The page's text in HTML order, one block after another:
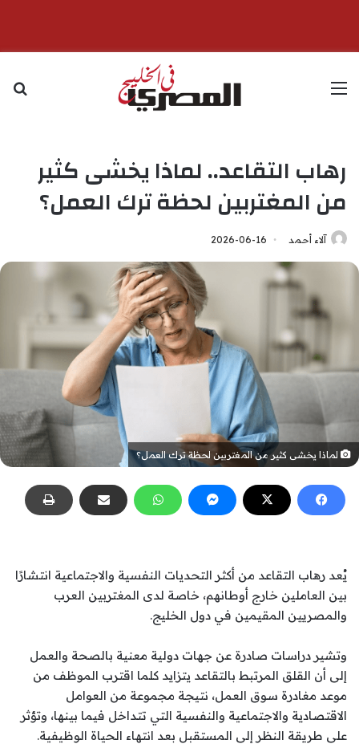
القائمة
رهاب التقاعد.. لماذا يخشى كثير
من المغتربين لحظة ترك العمل؟
آلاء أحمد 2026-06-16
لماذا يخشى كثير من المغتربين لحظة ترك العمل؟
يُعد رهاب التقاعد من أكثر التحديات النفسية والاجتماعية انتشارًا
بين العاملين خارج أوطانهم، خاصة لدى المغتربين العرب
والمصريين المقيمين في دول الخليج.
وتشير دراسات صادرة عن جهات دولية معنية بالصحة والعمل
إلى أن القلق المرتبط بالتقاعد يتزايد كلما اقترب الموظف من
موعد مغادرة سوق العمل، نتيجة مجموعة من العوامل
الاقتصادية والاجتماعية والنفسية التي تتداخل فيما بينها، وتؤثر
على طريقة النظر إلى المستقبل بعد انتهاء الحياة الوظيفية.